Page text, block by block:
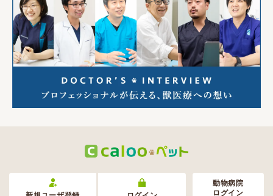
動物病院
ログイン